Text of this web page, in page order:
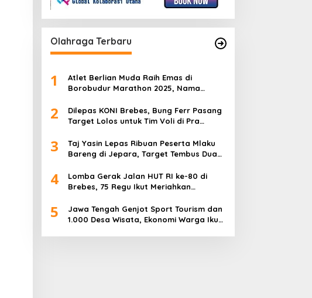
Olahraga Terbaru
1
Atlet Berlian Muda Raih Emas di
Borobudur Marathon 2025, Nama
2
Dilepas KONI Brebes, Bung Ferr Pasang
Target Lolos untuk Tim Voli di Pra
3
Taj Yasin Lepas Ribuan Peserta Mlaku
Bareng di Jepara, Target Tembus Dua
4
Lomba Gerak Jalan HUT RI ke-80 di
Brebes, 75 Regu Ikut Meriahkan
5
Jawa Tengah Genjot Sport Tourism dan
1.000 Desa Wisata, Ekonomi Warga Ikut